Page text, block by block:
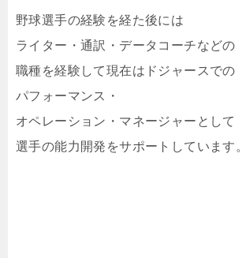
野球選手の経験を経た後には
ライター・通訳・データコーチなどの
職種を経験して現在はドジャースでの
パフォーマンス・
オペレーション・マネージャーとして
選手の能力開発をサポートしています。